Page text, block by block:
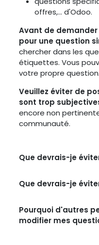
offres,... d'Odoo.
Avant de
pour une question
chercher dans les
étiquettes. Vous
votre propre question.
Veuillez éviter de
sont trop
encore non
communauté.
Que devrais-je
Que devrais-je
Pourquoi d'autres
modifier mes